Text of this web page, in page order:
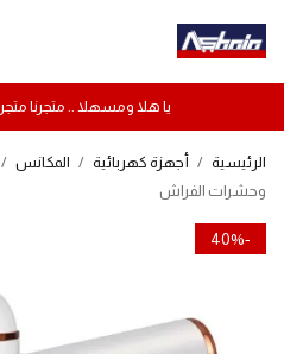
يا هلا ومسهلا .. متجرنا
الرئيسية / أجهزة كهربائية / المكانس /
وحشرات الفراش
-40%